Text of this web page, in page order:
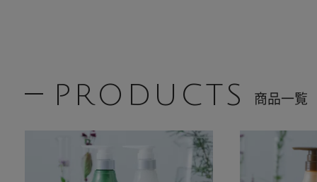
PRODUCTS 商品一覧